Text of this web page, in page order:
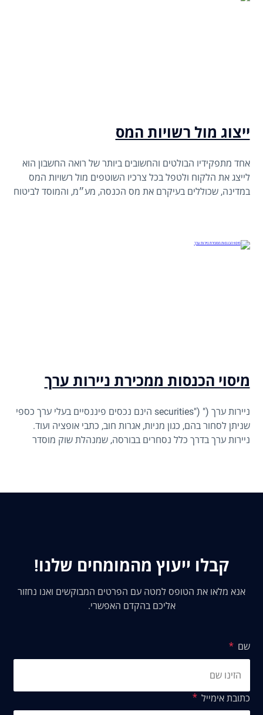
ייצוג מול רשויות המס
אחד מתפקידיו הבולטים והחשובים ביותר של רואה החשבון הוא
לייצג את הלקוח ולטפל בכל צרכיו השוטפים מול רשויות המס
במדינה, שכוללים בעיקרם את מס הכנסה, מע״מ, והמוסד לביטוח
מיסוי הכנסות ממכירת ניירות ערך
ניירות ערך (" ("securities הינם נכסים פיננסיים בעלי ערך כספי
שניתן לסחור בהם, כגון מניות, אגרות חוב, כתבי אופציה ועוד.
ניירות ערך בדרך כלל נסחרים בבורסה, שמנהלת שוק מוסדר
קבלו ייעוץ מהמומחים שלנו!
אנא מלאו את הטופס למטה עם הפרטים המבוקשים ואנו נחזור
אליכם בהקדם האפשרי.
שם
כתובת אימייל